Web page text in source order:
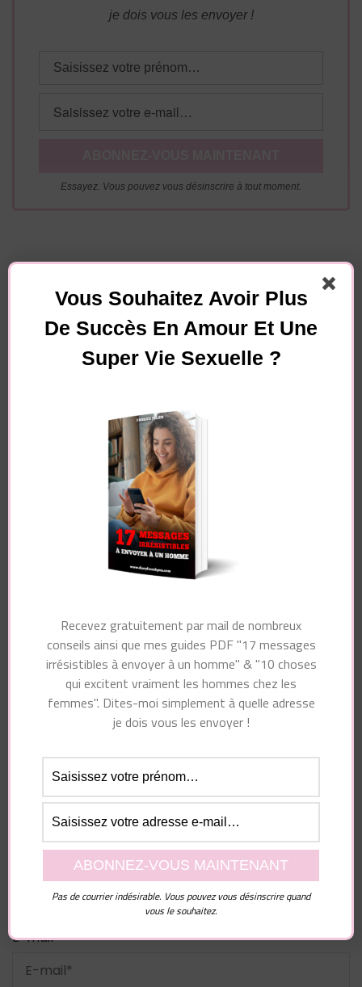
je dois vous les envoyer !
Essayez. Vous pouvez vous désinscrire à tout moment.
d'article
Article précédent
Comment être
attirante sans forcer
naturel et irrésistible)
Article suivant
La faille #1 dans le
cerveau des hommes
amoureux
Vous pourriez également aimer...
Votre adresse e-mail ne sera pas publiée.Les
champs obligatoires sont indiqués avec*
Commentaire
E-mail*
Vous Souhaitez Avoir Plus
De Succès En Amour Et Une
Super Vie Sexuelle ?
Recevez gratuitement par mail de nombreux
conseils ainsi que mes guides PDF "17 messages
irrésistibles à envoyer à un homme" & "10 choses
qui excitent vraiment les hommes chez les
femmes". Dites-moi simplement à quelle adresse
je dois vous les envoyer !
Pas de courrier indésirable. Vous pouvez vous désinscrire quand
vous le souhaitez.